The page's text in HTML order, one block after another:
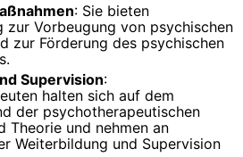
: Sie bieten
zur Vorbeugung von psychischen
zur Förderung des psychischen
Supervision:
halten sich auf dem
der psychotherapeutischen
Theorie und nehmen an
Weiterbildung und Supervision